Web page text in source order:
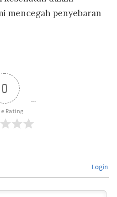
mencegah penyebaran
0
Rating
Login